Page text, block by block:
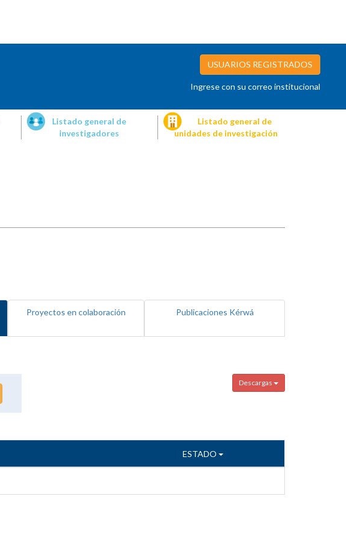
USUARIOS REGISTRADOS
Ingrese con su correo institucional
Listado general de
investigadores
Listado general de
unidades de investigación
Proyectos en colaboración Publicaciones Kérwá
Descargas
ESTADO